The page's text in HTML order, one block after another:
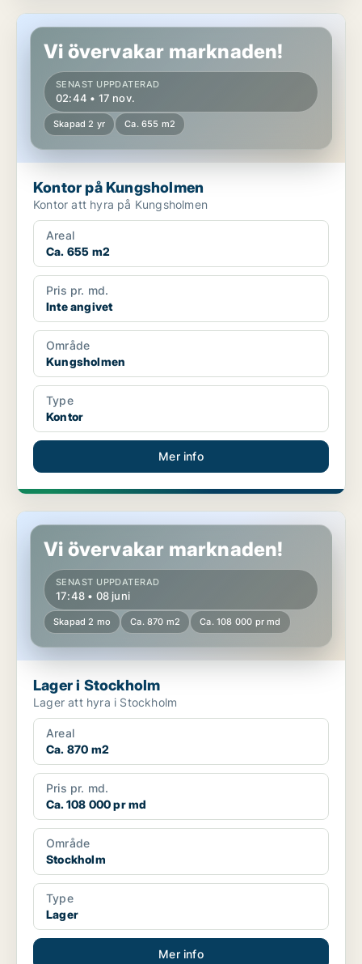
Kontor på Kungsholmen
Vi övervakar marknaden!
SENAST UPPDATERAD
02:44 • 17 nov.
Skapad 2 yr Ca. 655 m2
Kontor på Kungsholmen
Kontor att hyra på Kungsholmen
Areal
Ca. 655 m2
Pris pr. md.
Inte angivet
Område
Kungsholmen
Type
Kontor
Mer info
Lager i Stockholm
Vi övervakar marknaden!
SENAST UPPDATERAD
17:48 • 08 juni
Skapad 2 mo Ca. 870 m2 Ca. 108 000 pr md
Lager i Stockholm
Lager att hyra i Stockholm
Areal
Ca. 870 m2
Pris pr. md.
Ca. 108 000 pr md
Område
Stockholm
Type
Lager
Mer info